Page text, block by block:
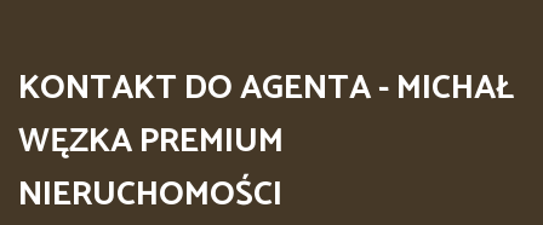
KONTAKT DO AGENTA - MICHAŁ
WĘZKA PREMIUM
NIERUCHOMOŚCI